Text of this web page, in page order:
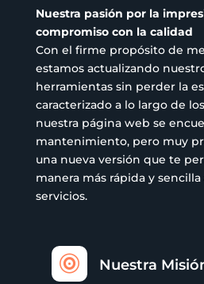
Nuestra pasión por la
compromiso con la calidad
Con el firme propósito de
estamos actualizando
herramientas sin perder la
caracterizado a lo largo de
nuestra página web se
mantenimiento, pero muy
una nueva versión que te
manera más rápida y
servicios.
 Nuestra